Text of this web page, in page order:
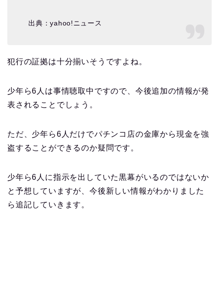
出典：yahoo!ニュース
犯行の証拠は十分揃いそうですよね。
少年ら6人は事情聴取中ですので、今後追加の情報が発
表されることでしょう。
ただ、少年ら6人だけでパチンコ店の金庫から現金を強
盗することができるのか疑問です。
少年ら6人に指示を出していた黒幕がいるのではないか
と予想していますが、今後新しい情報がわかりました
ら追記していきます。